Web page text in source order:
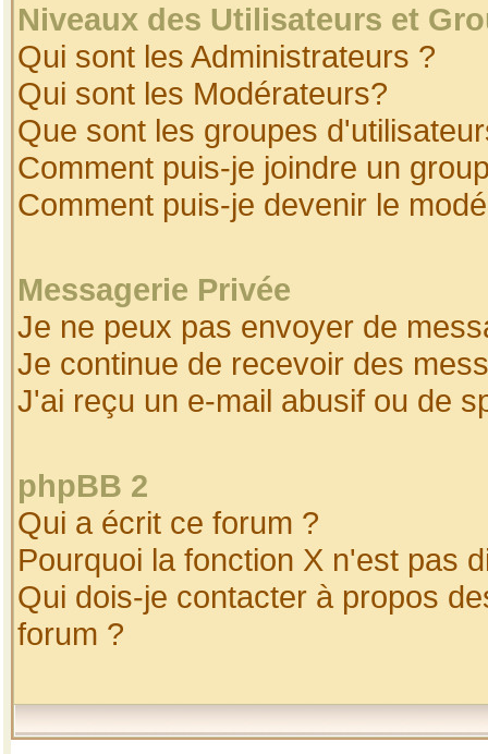
Niveaux des Utilisateurs et
Qui sont les Administrateurs ?
Qui sont les Modérateurs?
Que sont les groupes
Comment puis-je joindre un
Comment puis-je devenir le
Messagerie Privée
Je ne peux pas envoyer de
Je continue de recevoir des
J'ai reçu un e-mail abusif ou de
phpBB 2
Qui a écrit ce forum ?
Pourquoi la fonction X n'est pas
Qui dois-je contacter à propos
forum ?